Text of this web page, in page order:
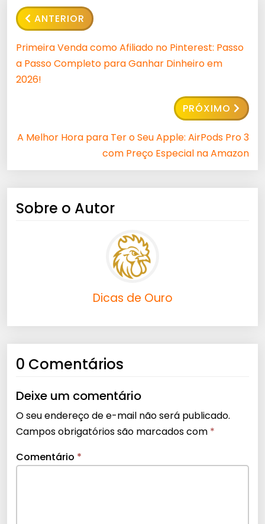
ANTERIOR
Primeira Venda como Afiliado no Pinterest: Passo
a Passo Completo para Ganhar Dinheiro em
2026!
PRÓXIMO
A Melhor Hora para Ter o Seu Apple: AirPods Pro 3
com Preço Especial na Amazon
Sobre o Autor
Dicas de Ouro
0 Comentários
Deixe um comentário
O seu endereço de e-mail não será publicado.
Campos obrigatórios são marcados com *
Comentário *